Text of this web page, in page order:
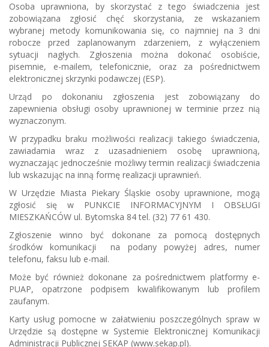
Osoba uprawniona, by skorzystać z tego świadczenia jest
zobowiązana zgłosić chęć skorzystania, ze wskazaniem
wybranej metody komunikowania się, co najmniej na 3 dni
robocze przed zaplanowanym zdarzeniem, z wyłączeniem
sytuacji nagłych. Zgłoszenia można dokonać osobiście,
pisemnie, e-mailem, telefonicznie, oraz za pośrednictwem
elektronicznej skrzynki podawczej (ESP).
Urząd po dokonaniu zgłoszenia jest zobowiązany do
zapewnienia obsługi osoby uprawnionej w terminie przez nią
wyznaczonym.
W przypadku braku możliwości realizacji takiego świadczenia,
zawiadamia wraz z uzasadnieniem osobę uprawnioną,
wyznaczając jednocześnie możliwy termin realizacji świadczenia
lub wskazując na inną formę realizacji uprawnień.
W Urzędzie Miasta Piekary Śląskie osoby uprawnione, mogą
zgłosić się w PUNKCIE INFORMACYJNYM I OBSŁUGI
MIESZKAŃCÓW ul. Bytomska 84 tel. (32) 77 61 430.
Zgłoszenie winno być dokonane za pomocą dostępnych
środków komunikacji na podany powyżej adres, numer
telefonu, faksu lub e-mail.
Może być również dokonane za pośrednictwem platformy e-
PUAP, opatrzone podpisem kwalifikowanym lub profilem
zaufanym.
Karty usług pomocne w załatwieniu poszczególnych spraw w
Urzędzie są dostępne w Systemie Elektronicznej Komunikacji
Administracji Publicznej SEKAP (www.sekap.pl).